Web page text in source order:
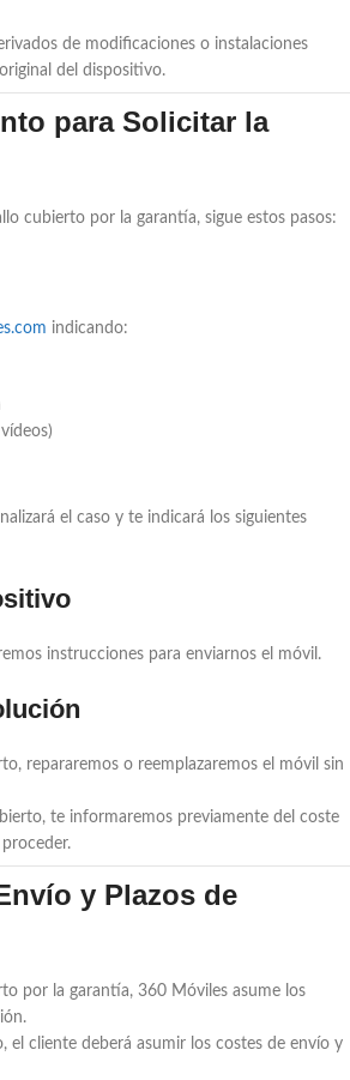
de modificaciones o instalaciones
del dispositivo.
para Solicitar la
cubierto por la garantía, sigue estos pasos:
indicando:
el caso y te indicará los siguientes
instrucciones para enviarnos el móvil.
repararemos o reemplazaremos el móvil sin
te informaremos previamente del coste
y Plazos de
por la garantía, 360 Móviles asume los
el cliente deberá asumir los costes de envío y